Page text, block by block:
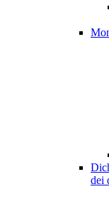
dei